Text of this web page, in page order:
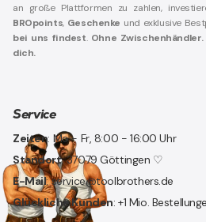
an große Plattformen zu zahlen,
BROpoints, Geschenke und exklusive
bei uns findest. Ohne
dich.
Service
Zeiten: Mo - Fr, 8:00 - 16:00 Uhr
Standort: 37079 Göttingen ♡
E-Mail: service@toolbrothers.de
Glückliche Kunden: +1 Mio.